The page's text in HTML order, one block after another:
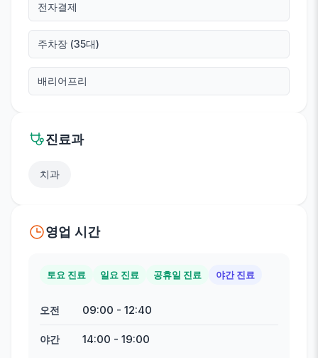
전자결제
주차장 (35대)
배리어프리
진료과
치과
영업 시간
토요 진료 일요 진료 공휴일 진료 야간 진료
오전 09:00 - 12:40
야간 14:00 - 19:00